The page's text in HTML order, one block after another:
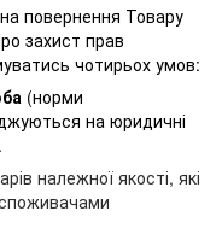
повернення Товару
захист прав
чотирьох умов:
(норми
на юридичні
належної якості, які